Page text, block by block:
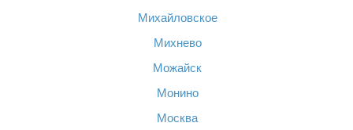
Михайловское
Михнево
Можайск
Монино
Москва